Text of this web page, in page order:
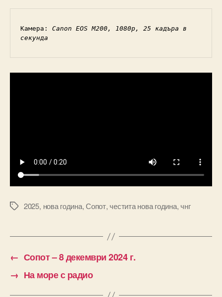
Камера: Canon EOS M200, 1080p, 25 кадъра в
секунда
Tags2025, нова година,Сопот, честита нова година, чнг
← Сопот – 8 декември 2024 г.
→ На море с радио